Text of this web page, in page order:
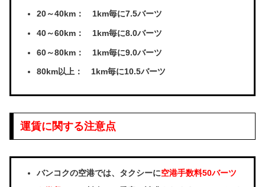
20～40km： 1km毎に7.5バーツ
40～60km： 1km毎に8.0バーツ
60～80km： 1km毎に9.0バーツ
80km以上： 1km毎に10.5バーツ
運賃に関する注意点
バンコクの空港では、タクシーに空港手数料50バーツ